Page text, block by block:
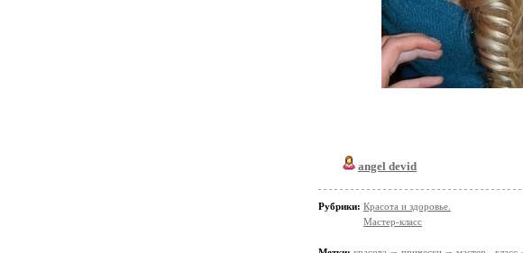
angel devid
Рубрики: Красота и здоровье.
Мастер-класс